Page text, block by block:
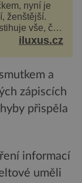
nyní je
ženštější.
vše, čím
sto
iluxus.cz
a
zápiscích
přispěla
informací
uměli